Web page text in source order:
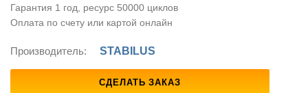
Гарантия 1 год, ресурс 50000 циклов
Оплата по счету или картой онлайн
Производитель: STABILUS
СДЕЛАТЬ ЗАКАЗ